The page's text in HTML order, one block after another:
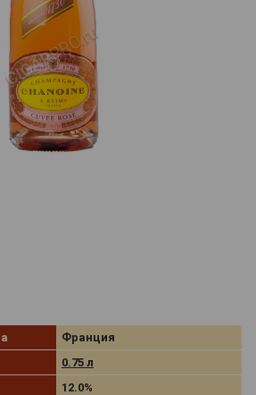
Франция
0.75 л
12.0%